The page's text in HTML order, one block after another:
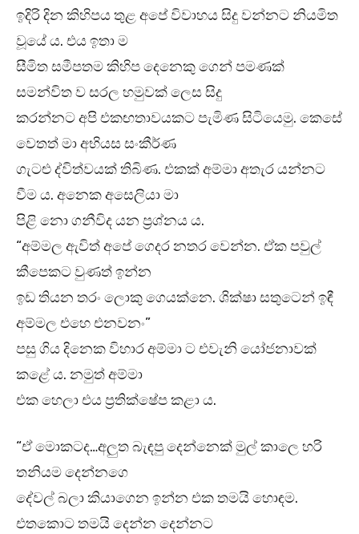
ඉදිරි දින කිහිපය තුළ අපේ විවාහය සිදු වන්නට නියමිත
වූයේ ය. එය ඉතා ම
සීමිත සමීපතම කිහිප දෙනෙකු ගෙන් පමණක්
සමන්විත ව සරල හමුවක් ලෙස සිදු
කරන්නට අපි එකඟතාවයකට පැමිණ සිටියෙමු. කෙසේ
වෙතත් මා අභියස සංකීර්ණ
ගැටළු ද්විත්වයක් තිබිණ. එකක් අම්මා අතැර යන්නට
වීම ය. අනෙක අසෙලියා මා
පිළි නො ගනීවිද යන ප්‍රශ්නය ය.
“අම්මල ඇවිත් අපේ ගෙදර නතර වෙන්න. ඒක පවුල්
කීපෙකට වුණත් ඉන්න
ඉඩ තියන තරං ලොකු ගෙයක්නෙ. ශික්ෂා සතුටෙන් ඉඳී
අම්මල එහෙ එනවනං”
පසු ගිය දිනෙක විහාර අම්මා ට එවැනි යෝජනාවක්
කළේ ය. නමුත් අම්මා
එක හෙලා එය ප්‍රතික්ෂේප කළා ය.
“ඒ මොකටද…අලුත බැඳපු දෙන්නෙක් මුල් කාලෙ හරි
තනියම දෙන්නගෙ
දේවල් බලා කියාගෙන ඉන්න එක තමයි හොඳම.
එතකොට තමයි දෙන්න දෙන්නට